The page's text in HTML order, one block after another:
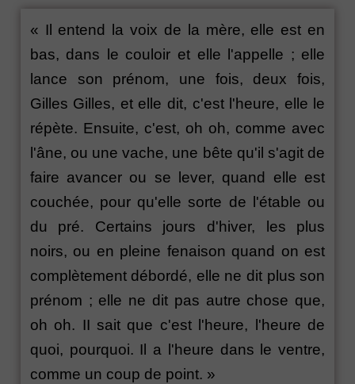
« Il entend la voix de la mère, elle est en
bas, dans le couloir et elle l'appelle ; elle
lance son prénom, une fois, deux fois,
Gilles Gilles, et elle dit, c'est l'heure, elle le
répète. Ensuite, c'est, oh oh, comme avec
l'âne, ou une vache, une bête qu'il s'agit de
faire avancer ou se lever, quand elle est
couchée, pour qu'elle sorte de l'étable ou
du pré. Certains jours d'hiver, les plus
noirs, ou en pleine fenaison quand on est
complètement débordé, elle ne dit plus son
prénom ; elle ne dit pas autre chose que,
oh oh. II sait que c'est l'heure, l'heure de
quoi, pourquoi. Il a l'heure dans le ventre,
comme un coup de point. »